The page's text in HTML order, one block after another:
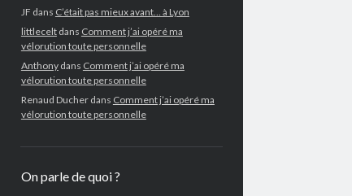
JF dans C’était pas mieux avant… à Lyon
littleceltdans Comment j’ai opéré ma
vélorution toute personnelle
Anthonydans Comment j’ai opéré ma
vélorution toute personnelle
Renaud Ducherdans Comment j’ai opéré ma
vélorution toute personnelle
On parle de quoi ?